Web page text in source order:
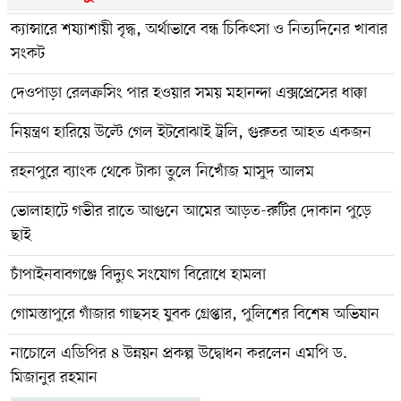
ক্যান্সারে শয্যাশায়ী বৃদ্ধ, অর্থাভাবে বন্ধ চিকিৎসা ও নিত্যদিনের খাবার
সংকট
দেওপাড়া রেলক্রসিং পার হওয়ার সময় মহানন্দা এক্সপ্রেসের ধাক্কা
নিয়ন্ত্রণ হারিয়ে উল্টে গেল ইটবোঝাই ট্রলি, গুরুতর আহত একজন
রহনপুরে ব্যাংক থেকে টাকা তুলে নিখোঁজ মাসুদ আলম
ভোলাহাটে গভীর রাতে আগুনে আমের আড়ত-রুটির দোকান পুড়ে
ছাই
চাঁপাইনবাবগঞ্জে বিদ্যুৎ সংযোগ বিরোধে হামলা
গোমস্তাপুরে গাঁজার গাছসহ যুবক গ্রেপ্তার, পুলিশের বিশেষ অভিযান
নাচোলে এডিপির ৪ উন্নয়ন প্রকল্প উদ্বোধন করলেন এমপি ড.
মিজানুর রহমান